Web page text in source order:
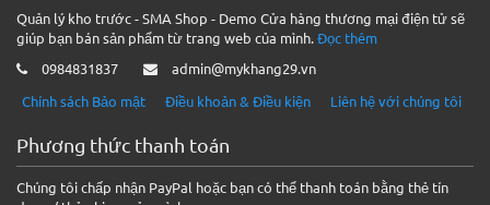
Quản lý kho trước - SMA Shop - Demo Cửa hàng thương mại điện tử sẽ
giúp bạn bán sản phẩm từ trang web của mình.Đọc thêm
0984831837
admin@mykhang29.vn
Chính sách Bảo mật
Điều khoản & Điều kiện Liên hệ với chúng tôi
Phương thức thanh toán
Chúng tôi chấp nhận PayPal hoặc bạn có thể thanh toán bằng thẻ tín